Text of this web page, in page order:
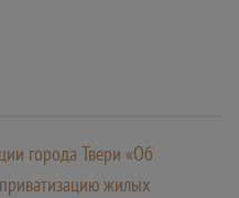
города Твери «Об
жилых